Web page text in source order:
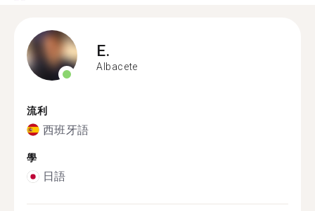
E.
Albacete
流利
西班牙語
學
日語